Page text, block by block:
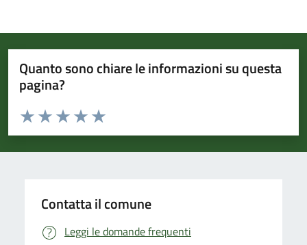
Quanto sono chiare le informazioni su questa
pagina?
Valuta da 1 a 5 stelle la pagina
Valuta 5 stelle su 5
Valuta 4 stelle su 5
Valuta 3 stelle su 5
Valuta 2 stelle su 5
Valuta 1 stelle su 5
Contatta il comune
Leggi le domande frequenti